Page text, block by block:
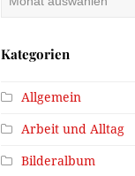
Kategorien
Allgemein
Arbeit und Alltag
Bilderalbum